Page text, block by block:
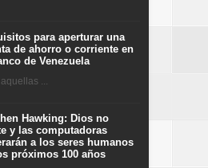
para aperturar una
de ahorro o corriente en
de Venezuela
...
Hawking: Dios no
y las computadoras
a los seres humanos
próximos 100 años